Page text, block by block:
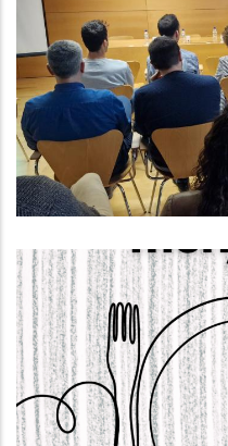
Reunió Sobre
De Gestió
El Dia 22
Per
Menjador